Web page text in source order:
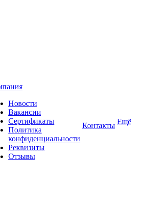
Новости
Вакансии
Сертификаты
Политика
конфиденциальности
Реквизиты
Отзывы
Контакты Ещё